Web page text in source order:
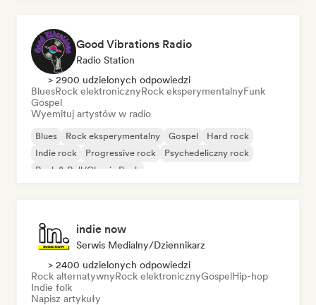
Good Vibrations Radio
Radio Station
> 2900 udzielonych odpowiedzi
BluesRock elektronicznyRock eksperymentalnyFunk
Gospel
Wyemituj artystów w radio
Blues Rock eksperymentalny Gospel
Hard rock
Indie rock
Progressive rock
Psychedeliczny rock
Rock & Roll/Classic Rock
indie now
Serwis Medialny/Dziennikarz
> 2400 udzielonych odpowiedzi
Rock alternatywnyRock elektronicznyGospelHip-hop
Indie folk
Napisz artykuły